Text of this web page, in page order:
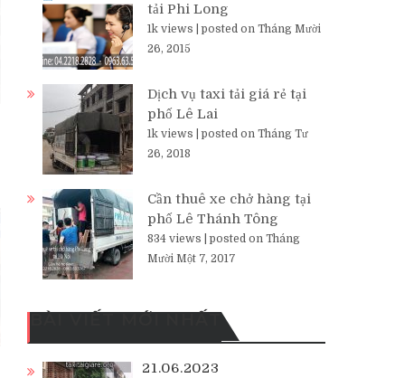
tải Phi Long
1k views
posted on Tháng Mười
26, 2015
Dịch vụ taxi tải giá rẻ tại
phố Lê Lai
1k views
posted on Tháng Tư
26, 2018
Cần thuê xe chở hàng tại
phố Lê Thánh Tông
834 views
posted on Tháng
Mười Một 7, 2017
BÀI VIẾT MỚI NHẤT
21.06.2023